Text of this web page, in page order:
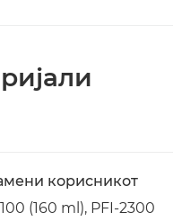
корисникот
(160 ml), PFI-2300